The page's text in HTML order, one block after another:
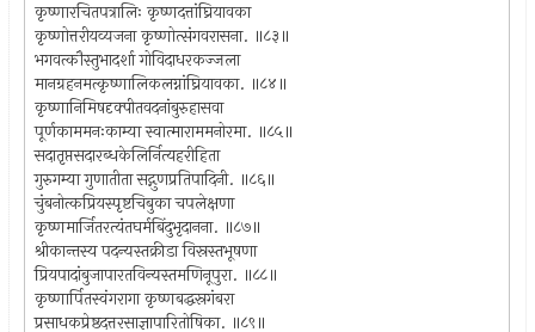
कृष्णारचितपत्रालिः कृष्णदत्तांघ्रियावका
कृष्णोत्तरीयव्यजना कृष्णोत्संगवरासना. ॥८३॥
भगवत्कौस्तुभादर्शा गोविदाधरकज्जला
मानग्रहनमत्कृष्णालिकलग्नांघ्रियावका. ॥८४॥
कृष्णानिमिषदृक्पीतवदनांबुरुहासवा
पूर्णकाममनःकाम्या स्वात्माराममनोरमा. ॥८५॥
सदातृप्तसदारब्धकेलिर्नित्यहरीहिता
गुरुगम्या गुणातीता सद्गुणप्रतिपादिनी. ॥८६॥
चुंबनोत्कप्रियस्पृष्टचिबुका चपलेक्षणा
कृष्णमार्जितरत्यंतघर्मबिंदुभृदानना. ॥८७॥
श्रीकान्तस्य पदन्यस्तक्रीडा विस्रस्तभूषणा
प्रियपादांबुजापारतविन्यस्तमणिनूपुरा. ॥८८॥
कृष्णार्पितस्वंगरागा कृष्णबद्धस्रगंबरा
प्रसाधकप्रेष्ठदत्तरसाज्ञापारितोषिका. ॥८९॥